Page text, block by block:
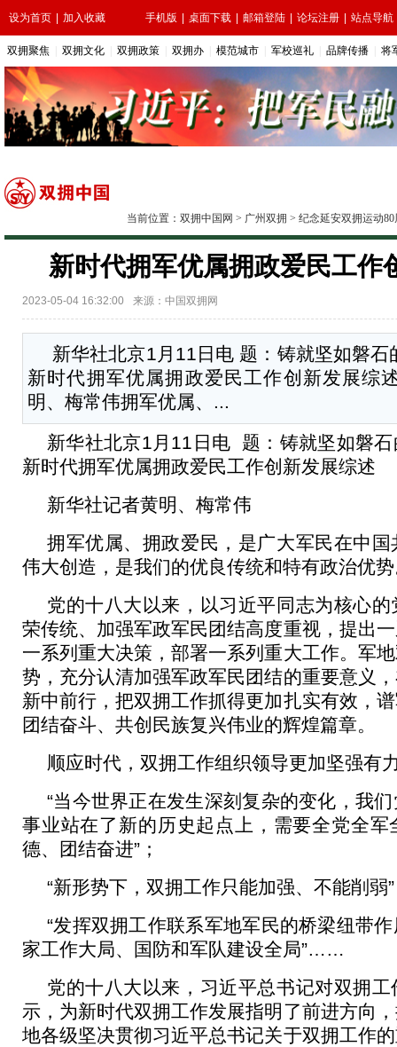
设为首页 加入收藏 手机版 桌面下载 邮箱登陆 论坛注册 站点导航
双拥聚焦 双拥文化 双拥政策 双拥办 模范城市 军校巡礼 品牌传播 将
当前位置： 双拥中国网 > 广州双拥 > 纪念延安双拥运动
新时代拥军优属拥政爱民工作
2023-05-04 16:32:00 来源：中国双拥网
新华社北京1月11日电 题：铸就坚如磐
新时代拥军优属拥政爱民工作创新发展
明、梅常伟拥军优属、...
新华社北京1月11日电 题：铸就坚如磐
新时代拥军优属拥政爱民工作创新发展综
新华社记者黄明、梅常伟
拥军优属、拥政爱民，是广大军民在中
伟大创造，是我们的优良传统和特有政治优
党的十八大以来，以习近平同志为核心
荣传统、加强军政军民团结高度重视，提出
一系列重大决策，部署一系列重大工作。军
势，充分认清加强军政军民团结的重要意义
新中前行，把双拥工作抓得更加扎实有效，
团结奋斗、共创民族复兴伟业的辉煌篇章。
顺应时代，双拥工作组织领导更加坚强有
“当今世界正在发生深刻复杂的变化，我
事业站在了新的历史起点上，需要全党全军
德、团结奋进”；
“新形势下，双拥工作只能加强、不能削弱
“发挥双拥工作联系军地军民的桥梁纽带
家工作大局、国防和军队建设全局”……
党的十八大以来，习近平总书记对双拥
示，为新时代双拥工作发展指明了前进方向
地各级坚决贯彻习近平总书记关于双拥工作